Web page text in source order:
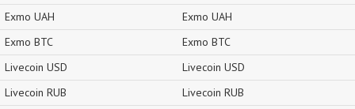
Exmo UAH
Exmo BTC
Livecoin USD
Livecoin RUB
Exmo UAH
Exmo BTC
Livecoin USD
Livecoin RUB